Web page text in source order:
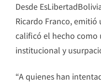
Desde
Ricardo Franco,
calificó el hecho
institucional y
“A quienes han